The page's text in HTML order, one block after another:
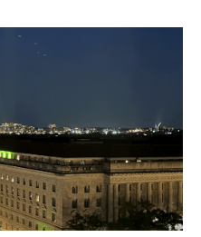
und Riffen bewahrte.